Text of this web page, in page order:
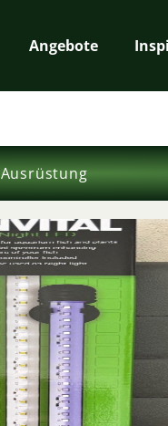
Angebote
Ausrüstung